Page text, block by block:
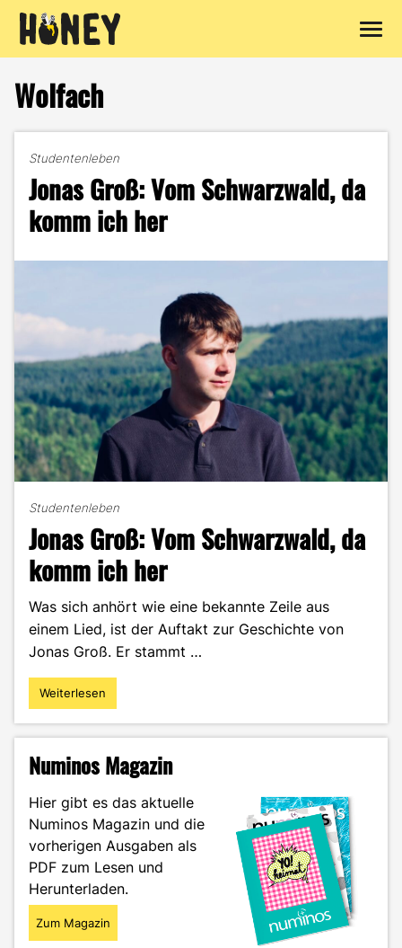
Inhalt
springen
Wolfach
Studentenleben
Jonas Groß: Vom Schwarzwald, da
komm ich her
Studentenleben
Jonas Groß: Vom Schwarzwald, da
komm ich her
Was sich anhört wie eine bekannte Zeile aus
einem Lied, ist der Auftakt zur Geschichte von
Jonas Groß. Er stammt …
"Jonas
Groß:
da
ich
her"
Weiterlesen
Numinos Magazin
Hier gibt es das aktuelle
Numinos Magazin und die
vorherigen Ausgaben als
PDF zum Lesen und
Herunterladen.
Zum Magazin